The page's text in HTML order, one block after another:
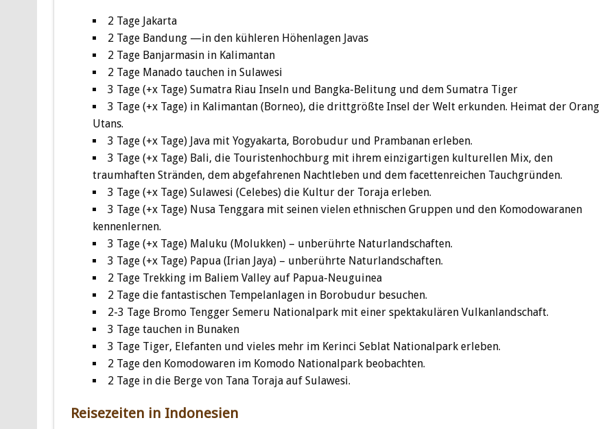
2 Tage Jakarta
2 Tage Bandung —in den kühleren Höhenlagen Javas
2 Tage Banjarmasin in Kalimantan
2 Tage Manado tauchen in Sulawesi
3 Tage (+x Tage) Sumatra Riau Inseln und Bangka-Belitung und dem Sumatra Tiger
3 Tage (+x Tage) in Kalimantan (Borneo), die drittgrößte Insel der Welt erkunden. Heimat der Orang
Utans.
3 Tage (+x Tage) Java mit Yogyakarta, Borobudur und Prambanan erleben.
3 Tage (+x Tage) Bali, die Touristenhochburg mit ihrem einzigartigen kulturellen Mix, den
traumhaften Stränden, dem abgefahrenen Nachtleben und dem facettenreichen Tauchgründen.
3 Tage (+x Tage) Sulawesi (Celebes) die Kultur der Toraja erleben.
3 Tage (+x Tage) Nusa Tenggara mit seinen vielen ethnischen Gruppen und den Komodowaranen
kennenlernen.
3 Tage (+x Tage) Maluku (Molukken) – unberührte Naturlandschaften.
3 Tage (+x Tage) Papua (Irian Jaya) – unberührte Naturlandschaften.
2 Tage Trekking im Baliem Valley auf Papua-Neuguinea
2 Tage die fantastischen Tempelanlagen in Borobudur besuchen.
2-3 Tage Bromo Tengger Semeru Nationalpark mit einer spektakulären Vulkanlandschaft.
3 Tage tauchen in Bunaken
3 Tage Tiger, Elefanten und vieles mehr im Kerinci Seblat Nationalpark erleben.
2 Tage den Komodowaren im Komodo Nationalpark beobachten.
2 Tage in die Berge von Tana Toraja auf Sulawesi.
Reisezeiten in Indonesien